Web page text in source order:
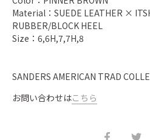
Material：SUEDE LEATHER ×
RUBBER/BLOCK HEEL
Size：6,6H,7,7H,8
SANDERS AMERICAN TRAD
お問い合わせはこちら
Share